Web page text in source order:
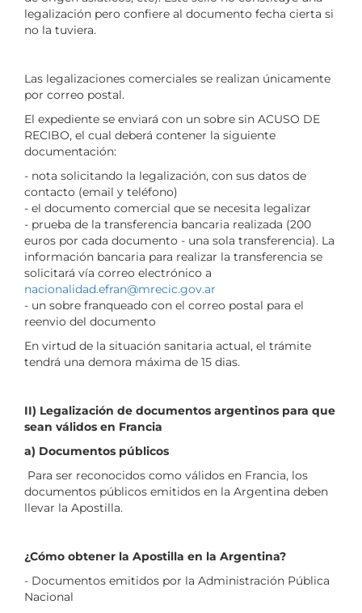
legalización pero confiere al documento fecha cierta si
no la tuviera.
Las legalizaciones comerciales se realizan únicamente
por correo postal.
El expediente se enviará con un sobre sin ACUSO DE
RECIBO, el cual deberá contener la siguiente
documentación:
- nota solicitando la legalización, con sus datos de
contacto (email y teléfono)
- el documento comercial que se necesita legalizar
- prueba de la transferencia bancaria realizada (200
euros por cada documento - una sola transferencia). La
información bancaria para realizar la transferencia se
solicitará vía correo electrónico a
nacionalidad.efran@mrecic.gov.ar
- un sobre franqueado con el correo postal para el
reenvio del documento
En virtud de la situación sanitaria actual, el trámite
tendrá una demora máxima de 15 dias.
II) Legalización de documentos argentinos para que
sean válidos en Francia
a) Documentos públicos
Para ser reconocidos como válidos en Francia, los
documentos públicos emitidos en la Argentina deben
llevar la Apostilla.
¿Cómo obtener la Apostilla en la Argentina?
- Documentos emitidos por la Administración Pública
Nacional